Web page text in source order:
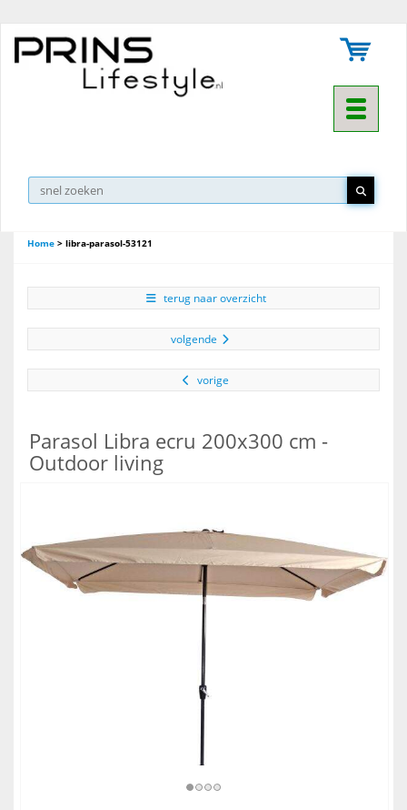
Toggle
Home > libra-parasol-53121
terug naar overzicht
volgende
vorige
Parasol Libra ecru 200x300 cm -
Outdoor living